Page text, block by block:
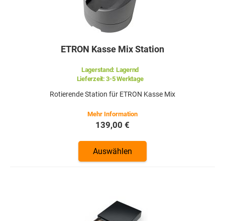
ETRON Kasse Mix Station
Lagerstand: Lagernd
Lieferzeit: 3-5 Werktage
Rotierende Station für ETRON Kasse Mix
139,00 €
Auswählen